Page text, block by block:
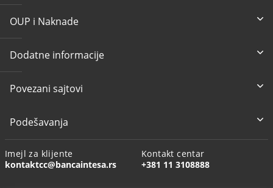
OUP i Naknade
Dodatne informacije
Povezani sajtovi
Podešavanja
Imejl za klijente
kontaktcc@bancaintesa.rs
Kontakt centar
+381 11 3108888